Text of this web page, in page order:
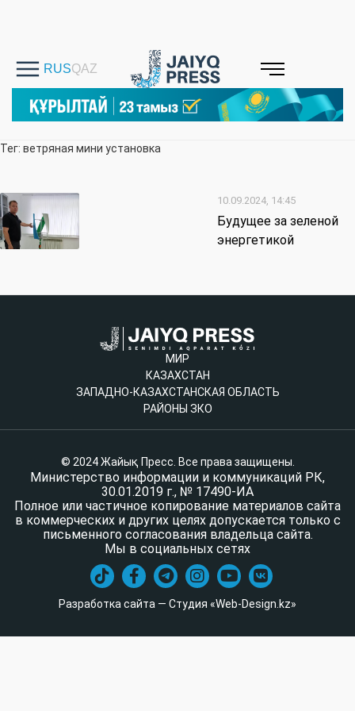
Тег: ветряная мини установка
10.09.2024, 14:45
Будущее за зеленой
энергетикой
МИР
КАЗАХСТАН
ЗАПАДНО-КАЗАХСТАНСКАЯ ОБЛАСТЬ
РАЙОНЫ ЗКО
© 2024 Жайық Пресс. Все права защищены.
Министерство информации и коммуникаций РК,
30.01.2019 г., № 17490-ИА
Полное или частичное копирование материалов сайта
в коммерческих и других целях допускается только с
письменного согласования владельца сайта.
Мы в социальных сетях
Разработка сайта — Студия «Web-Design.kz»